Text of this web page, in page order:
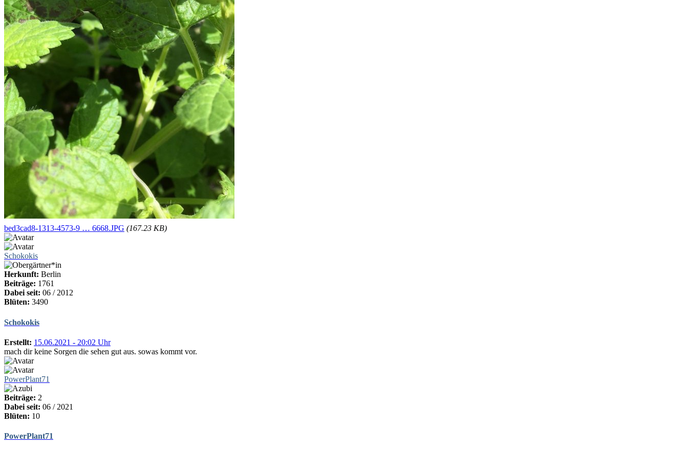
bed3cad8-1313-4573-9 … 6668.JPG (167.23 KB)
Schokokis
Herkunft: Berlin
Beiträge: 1761
Dabei seit: 06 / 2012
Blüten: 3490
Schokokis
Erstellt: 15.06.2021 - 20:02 Uhr
mach dir keine Sorgen die sehen gut aus. sowas kommt vor.
PowerPlant71
Beiträge: 2
Dabei seit: 06 / 2021
Blüten: 10
PowerPlant71